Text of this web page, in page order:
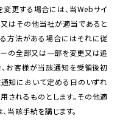
変更する場合には、当Webサイ
はその他当社が適当であると
方法がある場合にはそれに従
ーの全部又は一部を変更又は追
、お客様が当該通知を受領後初
知において定める日のいずれ
されるものとします。その他適
該手続を講じます。